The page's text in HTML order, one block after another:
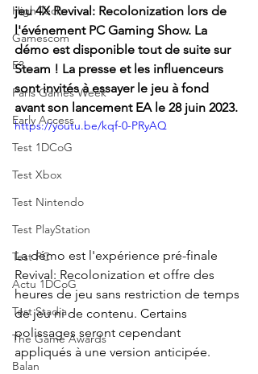
High Tech
Gamescom
E3
Paris Games Week
Early Access
Test 1DCoG
Test Xbox
Test Nintendo
Test PlayStation
Test PC
Actu 1DCoG
Test Stadia
The Game Awards
Balan
jeu 4X Revival: Recolonization lors de
l'événement PC Gaming Show. La
démo est disponible tout de suite sur
Steam ! La presse et les influenceurs
sont invités à essayer le jeu à fond
avant son lancement EA le 28 juin 2023.
https://youtu.be/kqf-0-PRyAQ
La démo est l'expérience pré-finale
Revival: Recolonization et offre des
heures de jeu sans restriction de temps
de jeu ni de contenu. Certains
polissages seront cependant
appliqués à une version anticipée.